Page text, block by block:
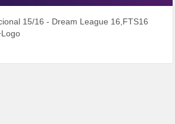
15/16 - Dream League 16,FTS16